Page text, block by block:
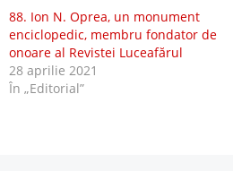
88. Ion N. Oprea, un monument
enciclopedic, membru fondator de
onoare al Revistei Luceafărul
28 aprilie 2021
În „Editorial”